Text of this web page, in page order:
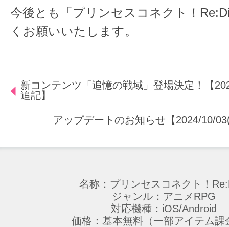
今後とも「プリンセスコネクト！
くお願いいたします。
新コンテンツ「追憶の戦域」登場決定！【
追記】
アップデートのお知らせ【2024/10/
名称：プリンセスコネクト！
ジャンル：アニメRPG
対応機種：iOS/Android
価格：基本無料（一部アイテム課